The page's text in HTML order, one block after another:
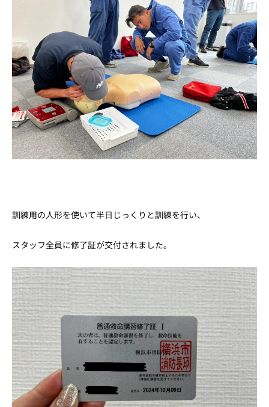
訓練用の人形を使いて半日じっくりと訓練を行い、
スタッフ全員に修了証が交付されました。